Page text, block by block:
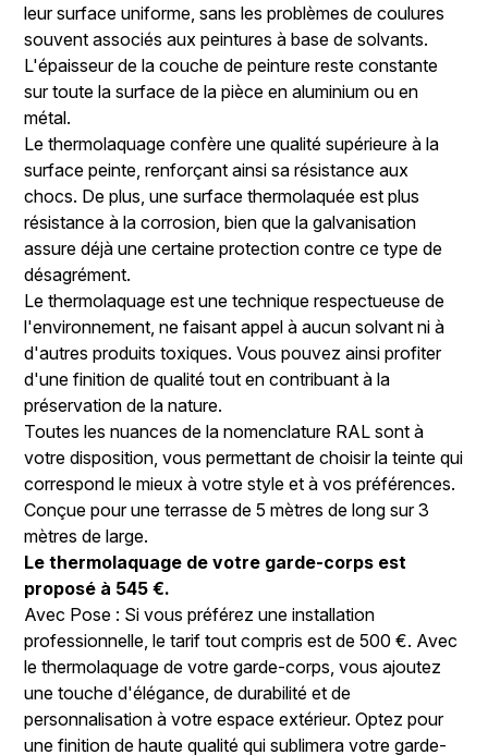
leur surface uniforme, sans les problèmes de coulures
souvent associés aux peintures à base de solvants.
L'épaisseur de la couche de peinture reste constante
sur toute la surface de la pièce en aluminium ou en
métal.
Le thermolaquage confère une qualité supérieure à la
surface peinte, renforçant ainsi sa résistance aux
chocs. De plus, une surface thermolaquée est plus
résistance à la corrosion, bien que la galvanisation
assure déjà une certaine protection contre ce type de
désagrément.
Le thermolaquage est une technique respectueuse de
l'environnement, ne faisant appel à aucun solvant ni à
d'autres produits toxiques. Vous pouvez ainsi profiter
d'une finition de qualité tout en contribuant à la
préservation de la nature.
Toutes les nuances de la nomenclature RAL sont à
votre disposition, vous permettant de choisir la teinte qui
correspond le mieux à votre style et à vos préférences.
Conçue pour une terrasse de 5 mètres de long sur 3
mètres de large.
Le thermolaquage de votre garde-corps est
proposé à 545 €.
Avec Pose : Si vous préférez une installation
professionnelle, le tarif tout compris est de 500 €. Avec
le thermolaquage de votre garde-corps, vous ajoutez
une touche d'élégance, de durabilité et de
personnalisation à votre espace extérieur. Optez pour
une finition de haute qualité qui sublimera votre garde-